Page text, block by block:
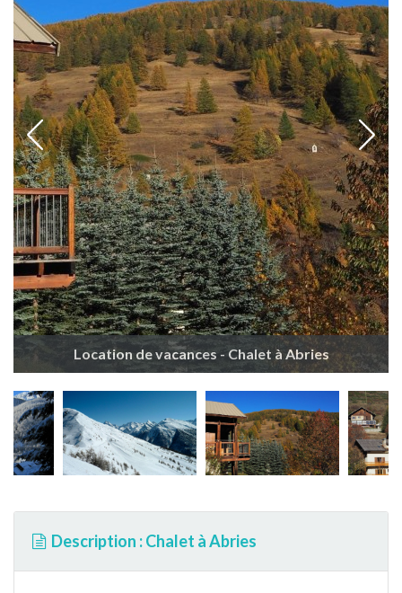
Location de vacances - Chalet à Abries
Description : Chalet à Abries